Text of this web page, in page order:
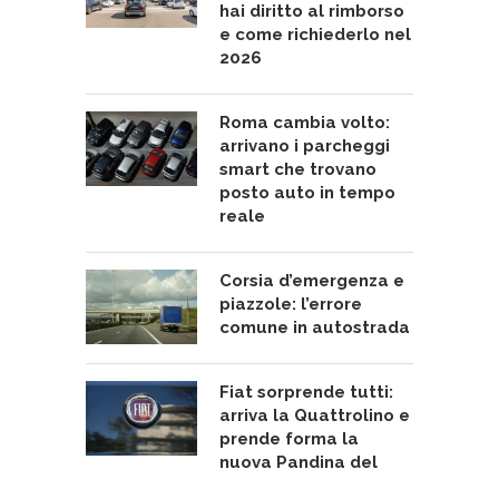
hai diritto al rimborso
e come richiederlo nel
2026
Roma cambia volto:
arrivano i parcheggi
smart che trovano
posto auto in tempo
reale
Corsia d’emergenza e
piazzole: l’errore
comune in autostrada
Fiat sorprende tutti:
arriva la Quattrolino e
prende forma la
nuova Pandina del